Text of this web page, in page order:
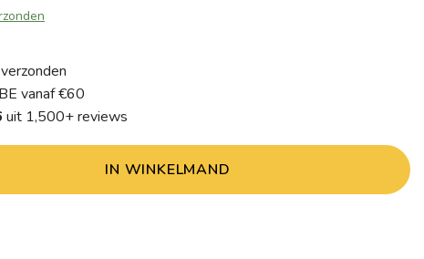
vanaf €60
uit 1,500+ reviews
IN WINKELMAND